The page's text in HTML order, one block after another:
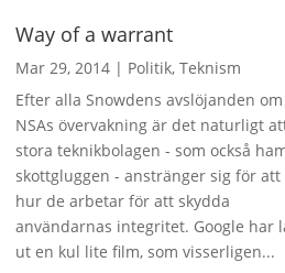
Way of a warrant
Mar 29, 2014| Politik, Teknism
Efter alla Snowdens avslöjanden om
NSAs övervakning är det naturligt
stora teknikbolagen - som också
skottgluggen - anstränger sig för att
hur de arbetar för att skydda
användarnas integritet. Google har
ut en kul lite film, som visserligen...